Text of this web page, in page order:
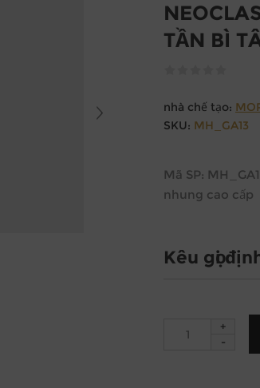
TẦN BÌ
nhà chế tạo:
SKU: MH_GA13
Mã SP:
nhung cao cấp
Kêu gọi
+
-